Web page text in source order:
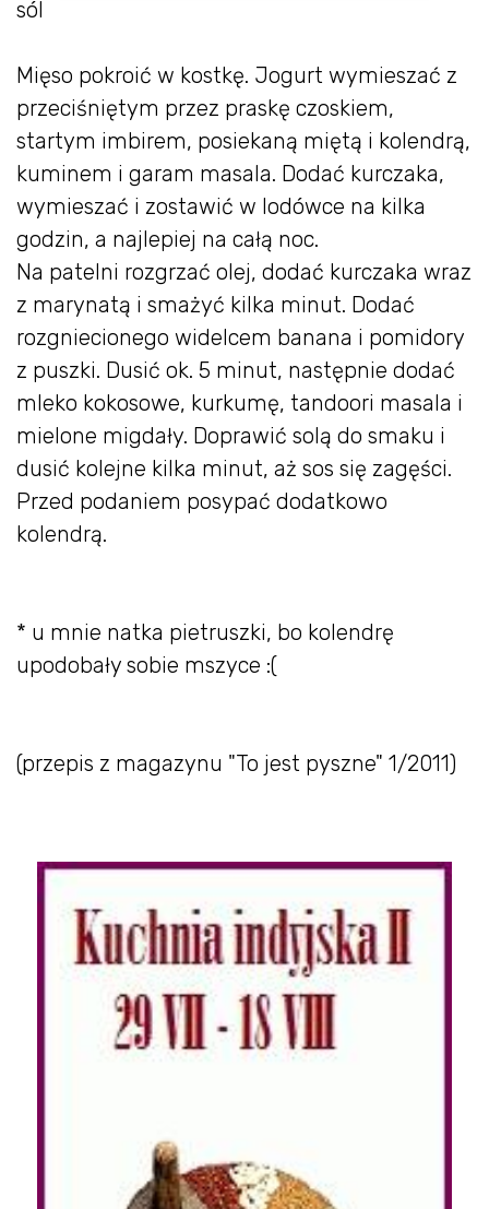
sól
Mięso pokroić w kostkę. Jogurt wymieszać z
przeciśniętym przez praskę czoskiem,
startym imbirem, posiekaną miętą i kolendrą,
kuminem i garam masala. Dodać kurczaka,
wymieszać i zostawić w lodówce na kilka
godzin, a najlepiej na całą noc.
Na patelni rozgrzać olej, dodać kurczaka wraz
z marynatą i smażyć kilka minut. Dodać
rozgniecionego widelcem banana i pomidory
z puszki. Dusić ok. 5 minut, następnie dodać
mleko kokosowe, kurkumę, tandoori masala i
mielone migdały. Doprawić solą do smaku i
dusić kolejne kilka minut, aż sos się zagęści.
Przed podaniem posypać dodatkowo
kolendrą.
* u mnie natka pietruszki, bo kolendrę
upodobały sobie mszyce :(
(przepis z magazynu "To jest pyszne" 1/2011)